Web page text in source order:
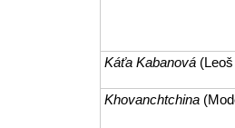
Káťa Kabanová
Khovanchtchina